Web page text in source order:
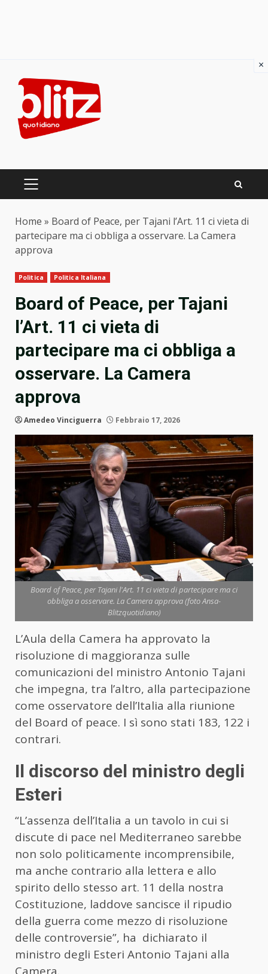
content
PRIMARY
Home » Board of Peace, per Tajani l’Art. 11 ci vieta di
partecipare ma ci obbliga a osservare. La Camera
approva
Politica Politica Italiana
Board of Peace, per Tajani
l’Art. 11 ci vieta di
partecipare ma ci obbliga a
osservare. La Camera
approva
Amedeo Vinciguerra Febbraio 17, 2026
Board of Peace, per Tajani l'Art. 11 ci vieta di partecipare ma ci
obbliga a osservare. La Camera approva (foto Ansa-
Blitzquotidiano)
L’Aula della Camera ha approvato la
risoluzione di maggioranza sulle
comunicazioni del ministro Antonio Tajani
che impegna, tra l’altro, alla partecipazione
come osservatore dell’Italia alla riunione
del Board of peace. I sì sono stati 183, 122 i
contrari.
Il discorso del ministro degli
Esteri
“L’assenza dell’Italia a un tavolo in cui si
discute di pace nel Mediterraneo sarebbe
non solo politicamente incomprensibile,
ma anche contrario alla lettera e allo
spirito dello stesso art. 11 della nostra
Costituzione, laddove sancisce il ripudio
della guerra come mezzo di risoluzione
delle controversie”, ha dichiarato il
ministro degli Esteri Antonio Tajani alla
×